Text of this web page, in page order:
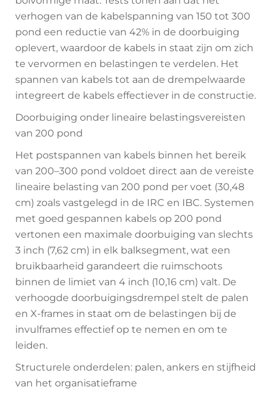
verhogen van de kabelspanning van 150 tot 300
pond een reductie van 42% in de doorbuiging
oplevert, waardoor de kabels in staat zijn om zich
te vervormen en belastingen te verdelen. Het
spannen van kabels tot aan de drempelwaarde
integreert de kabels effectiever in de constructie.
Doorbuiging onder lineaire belastingsvereisten
van 200 pond
Het postspannen van kabels binnen het bereik
van 200–300 pond voldoet direct aan de vereiste
lineaire belasting van 200 pond per voet (30,48
cm) zoals vastgelegd in de IRC en IBC. Systemen
met goed gespannen kabels op 200 pond
vertonen een maximale doorbuiging van slechts
3 inch (7,62 cm) in elk balksegment, wat een
bruikbaarheid garandeert die ruimschoots
binnen de limiet van 4 inch (10,16 cm) valt. De
verhoogde doorbuigingsdrempel stelt de palen
en X-frames in staat om de belastingen bij de
invulframes effectief op te nemen en om te
leiden.
Structurele onderdelen: palen, ankers en stijfheid
van het organisatieframe